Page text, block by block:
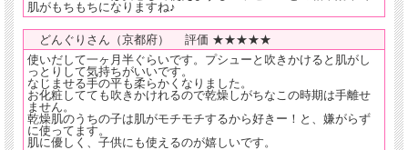
肌がもちもちになりますね♪
どんぐりさん（京都府） 評価 ★★★★★
使いだして一ヶ月半ぐらいです。プシューと吹きかけると肌がし
っとりして気持ちがいいです。
なじませる手の平も柔らかくなりました。
お化粧してても吹きかけれるので乾燥しがちなこの時期は手離せ
ません。
乾燥肌のうちの子は肌がモチモチするから好きー！と、嫌がらず
に使ってます。
肌に優しく、子供にも使えるのが嬉しいです。